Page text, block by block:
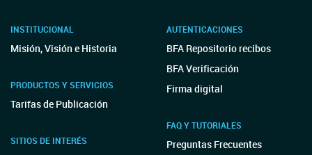
INSTITUCIONAL
Misión, Visión e Historia
PRODUCTOS Y SERVICIOS
Tarifas de Publicación
SITIOS DE INTERÉS
AUTENTICACIONES
BFA Repositorio recibos
BFA Verificación
Firma digital
FAQ Y TUTORIALES
Preguntas Frecuentes